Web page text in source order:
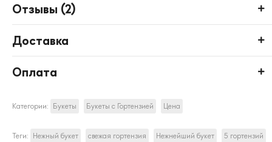
Отзывы (2)
Доставка
Оплата
Категории: Букеты Букеты с Гортензией Цена
Теги: Нежный букет свежая гортензия Нежнейший букет 5 гортензий